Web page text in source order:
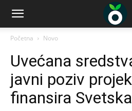
Početna Novo
Uvećana
javni poziv
finansira